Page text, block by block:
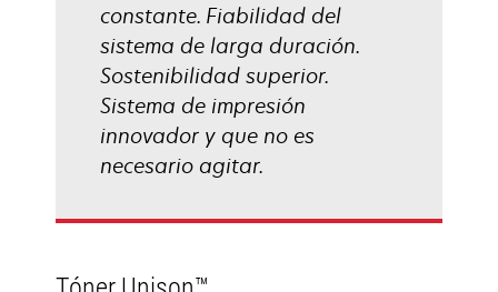
constante. Fiabilidad del
sistema de larga duración.
Sostenibilidad superior.
Sistema de impresión
innovador y que no es
necesario agitar.